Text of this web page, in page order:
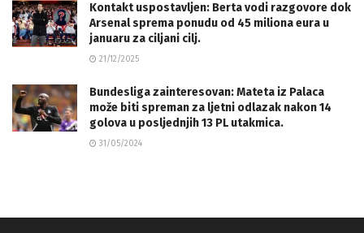
Kontakt uspostavljen: Berta vodi razgovore dok
Arsenal sprema ponudu od 45 miliona eura u
januaru za ciljani cilj.
21/12/2025
Bundesliga zainteresovan: Mateta iz Palaca
može biti spreman za ljetni odlazak nakon 14
golova u posljednjih 13 PL utakmica.
31/05/2024